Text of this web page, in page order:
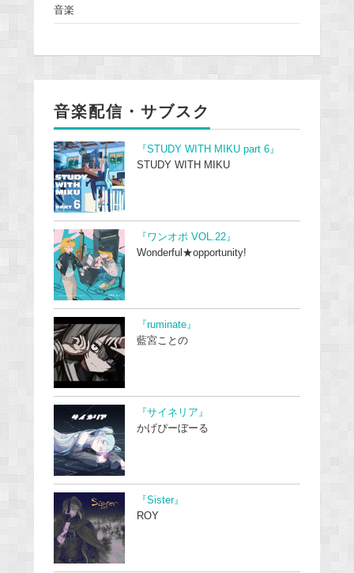
音楽
音楽配信・サブスク
『STUDY WITH MIKU part 6』
STUDY WITH MIKU
『ワンオポ VOL.22』
Wonderful★opportunity!
『ruminate』
藍宮ことの
『サイネリア』
かげぴーぼーる
『Sister』
ROY